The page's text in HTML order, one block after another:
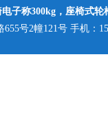
子称300kg，座椅式轮
号2幢121号 手机：